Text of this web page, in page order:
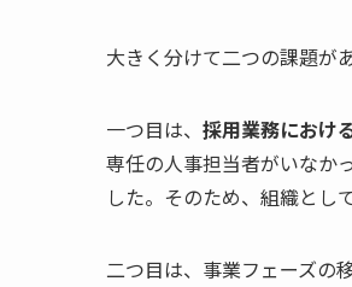
大きく分けて二つの課題が
一つ目は、 採用業務におけ
専任の人事担当者がいなか
した。そのため、組織とし
二つ目は、事業フェーズの